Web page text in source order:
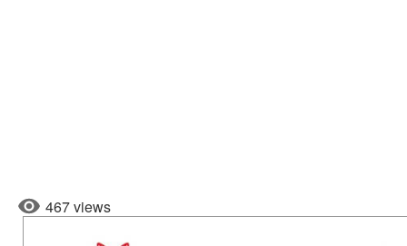
467 views